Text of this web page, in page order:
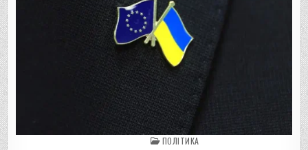
ПОЛІТИКА